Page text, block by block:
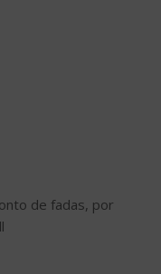
de fadas, por